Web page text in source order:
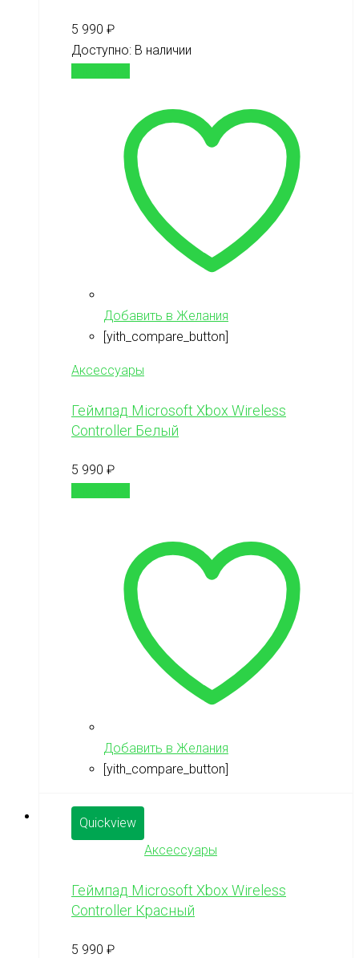
5 990 ₽
Доступно: В наличии
Добавить в Желания
[yith_compare_button]
Аксессуары
Геймпад Microsoft Xbox Wireless
Controller Белый
5 990 ₽
Добавить в Желания
[yith_compare_button]
Quickview
Аксессуары
Геймпад Microsoft Xbox Wireless
Controller Красный
5 990 ₽